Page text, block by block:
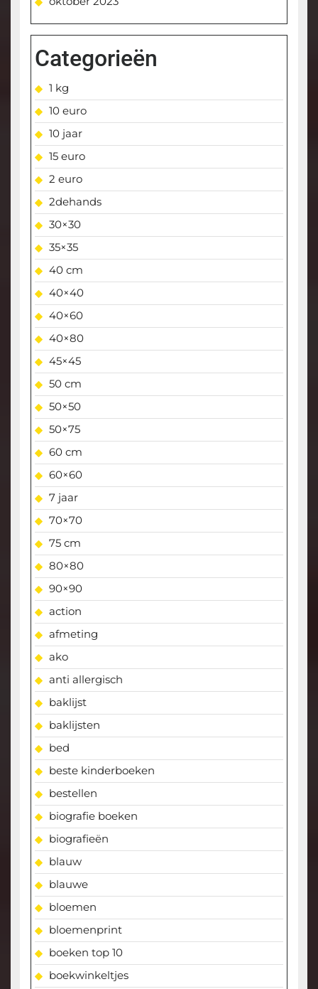
Categorieën
1 kg
10 euro
10 jaar
15 euro
2 euro
2dehands
30×30
35×35
40 cm
40×40
40×60
40×80
45×45
50 cm
50×50
50×75
60 cm
60×60
7 jaar
70×70
75 cm
80×80
90×90
action
afmeting
ako
anti allergisch
baklijst
baklijsten
bed
beste kinderboeken
bestellen
biografie boeken
biografieën
blauw
blauwe
bloemen
bloemenprint
boeken top 10
boekwinkeltjes